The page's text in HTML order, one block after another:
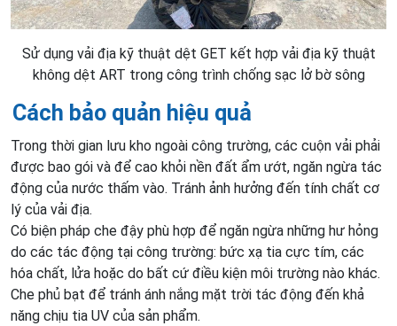
Sử dụng vải địa kỹ thuật dệt GET kết hợp vải địa kỹ thuật
không dệt ART trong công trình chống sạc lở bờ sông
Cách bảo quản hiệu quả
Trong thời gian lưu kho ngoài công trường, các cuộn vải phải
được bao gói và để cao khỏi nền đất ẩm ướt, ngăn ngừa tác
động của nước thấm vào. Tránh ảnh hưởng đến tính chất cơ
lý của vải địa.
Có biện pháp che đậy phù hợp để ngăn ngừa những hư hỏng
do các tác động tại công trường: bức xạ tia cực tím, các
hóa chất, lửa hoặc do bất cứ điều kiện môi trường nào khác.
Che phủ bạt để tránh ánh nắng mặt trời tác động đến khả
năng chịu tia UV của sản phẩm.